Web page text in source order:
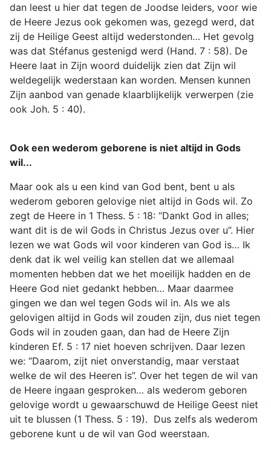
dan leest u hier dat tegen de Joodse leiders, voor wie
de Heere Jezus ook gekomen was, gezegd werd, dat
zij de Heilige Geest altijd wederstonden… Het gevolg
was dat Stéfanus gestenigd werd (Hand. 7 : 58). De
Heere laat in Zijn woord duidelijk zien dat Zijn wil
weldegelijk wederstaan kan worden. Mensen kunnen
Zijn aanbod van genade klaarblijkelijk verwerpen (zie
ook Joh. 5 : 40).
Ook een wederom geborene is niet altijd in Gods
wil...
Maar ook als u een kind van God bent, bent u als
wederom geboren gelovige niet altijd in Gods wil. Zo
zegt de Heere in 1 Thess. 5 : 18: “Dankt God in alles;
want dit is de wil Gods in Christus Jezus over u”. Hier
lezen we wat Gods wil voor kinderen van God is… Ik
denk dat ik wel veilig kan stellen dat we allemaal
momenten hebben dat we het moeilijk hadden en de
Heere God niet gedankt hebben… Maar daarmee
gingen we dan wel tegen Gods wil in. Als we als
gelovigen altijd in Gods wil zouden zijn, dus niet tegen
Gods wil in zouden gaan, dan had de Heere Zijn
kinderen Ef. 5 : 17 niet hoeven schrijven. Daar lezen
we: “Daarom, zijt niet onverstandig, maar verstaat
welke de wil des Heeren is”. Over het tegen de wil van
de Heere ingaan gesproken… als wederom geboren
gelovige wordt u gewaarschuwd de Heilige Geest niet
uit te blussen (1 Thess. 5 : 19). Dus zelfs als wederom
geborene kunt u de wil van God weerstaan.